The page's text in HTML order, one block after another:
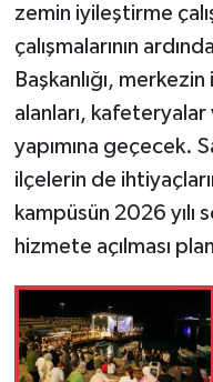
zemin iyileştirme
çalışmalarının
Başkanlığı,
alanları, kafeteryalar
yapımına geçecek.
ilçelerin de
kampüsün 2026 yılı
hizmete açılması